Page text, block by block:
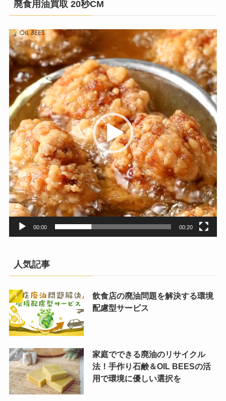
廃食用油買取 20秒CM
動
画
プ
レ
ー
ヤ
ー
00:00 00:20
人気記事
飲食店の廃油問題を解決する環境
配慮型サービス
家庭でできる廃油のリサイクル
法！手作り石鹸＆OIL BEESの活
用で環境に優しい選択を